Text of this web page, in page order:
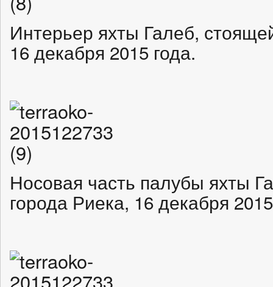
Интерьер яхты Галеб,
16 декабря 2015 года.
Носовая часть палубы яхты
города Риека, 16 декабря